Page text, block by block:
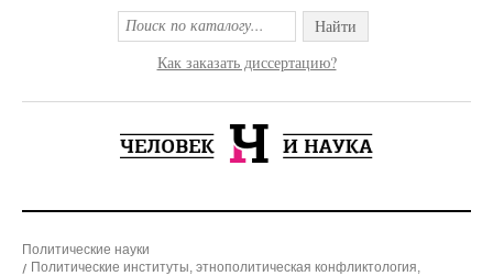
Найти
Как заказать диссертацию?
Политические науки
Политические институты, этнополитическая конфликтология,